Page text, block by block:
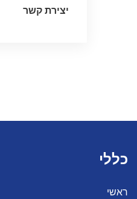
יצירת קשר
כללי
ראשי